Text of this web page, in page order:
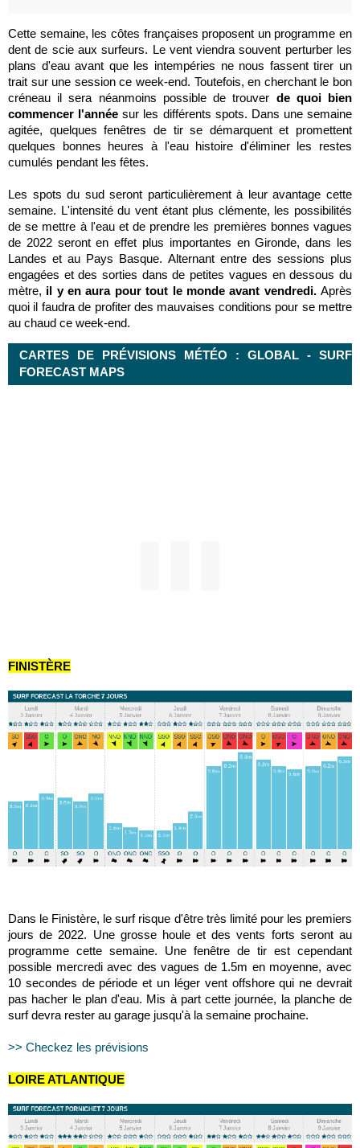
Cette semaine, les côtes françaises proposent un programme en
dent de scie aux surfeurs. Le vent viendra souvent perturber les
plans d'eau avant que les intempéries ne nous fassent tirer un
trait sur une session ce week-end. Toutefois, en cherchant le bon
créneau il sera néanmoins possible de trouver de quoi bien
commencer l'année sur les différents spots. Dans une semaine
agitée, quelques fenêtres de tir se démarquent et promettent
quelques bonnes heures à l'eau histoire d'éliminer les restes
cumulés pendant les fêtes.
Les spots du sud seront particulièrement à leur avantage cette
semaine. L'intensité du vent étant plus clémente, les possibilités
de se mettre à l'eau et de prendre les premières bonnes vagues
de 2022 seront en effet plus importantes en Gironde, dans les
Landes et au Pays Basque. Alternant entre des sessions plus
engagées et des sorties dans de petites vagues en dessous du
mètre, il y en aura pour tout le monde avant vendredi.Après
quoi il faudra de profiter des mauvaises conditions pour se mettre
au chaud ce week-end.
CARTES DE PRÉVISIONS MÉTÉO : GLOBAL - SURF
FORECAST MAPS
FINISTÈRE
Dans le Finistère, le surf risque d'être très limité pour les premiers
jours de 2022. Une grosse houle et des vents forts seront au
programme cette semaine. Une fenêtre de tir est cependant
possible mercredi avec des vagues de 1.5m en moyenne, avec
10 secondes de période et un léger vent offshore qui ne devrait
pas hacher le plan d'eau. Mis à part cette journée, la planche de
surf devra rester au garage jusqu'à la semaine prochaine.
>> Checkez les prévisions
LOIRE ATLANTIQUE